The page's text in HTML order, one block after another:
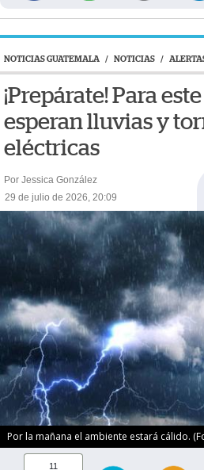
NOTICIAS GUATEMALA / NOTICIAS /
¡Prepárate! Para
esperan lluvias y
eléctricas
Por Jessica González
29 de julio de 2026, 20:09
Por la mañana el ambiente estará cálido.
11